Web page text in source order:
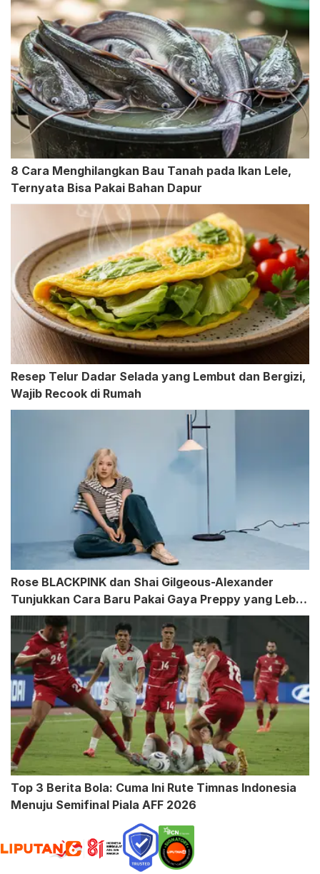
8 Cara Menghilangkan Bau Tanah pada Ikan Lele,
Ternyata Bisa Pakai Bahan Dapur
Resep Telur Dadar Selada yang Lembut dan Bergizi,
Wajib Recook di Rumah
Rose BLACKPINK dan Shai Gilgeous-Alexander
Tunjukkan Cara Baru Pakai Gaya Preppy yang Lebih
Santai
Top 3 Berita Bola: Cuma Ini Rute Timnas Indonesia
Menuju Semifinal Piala AFF 2026